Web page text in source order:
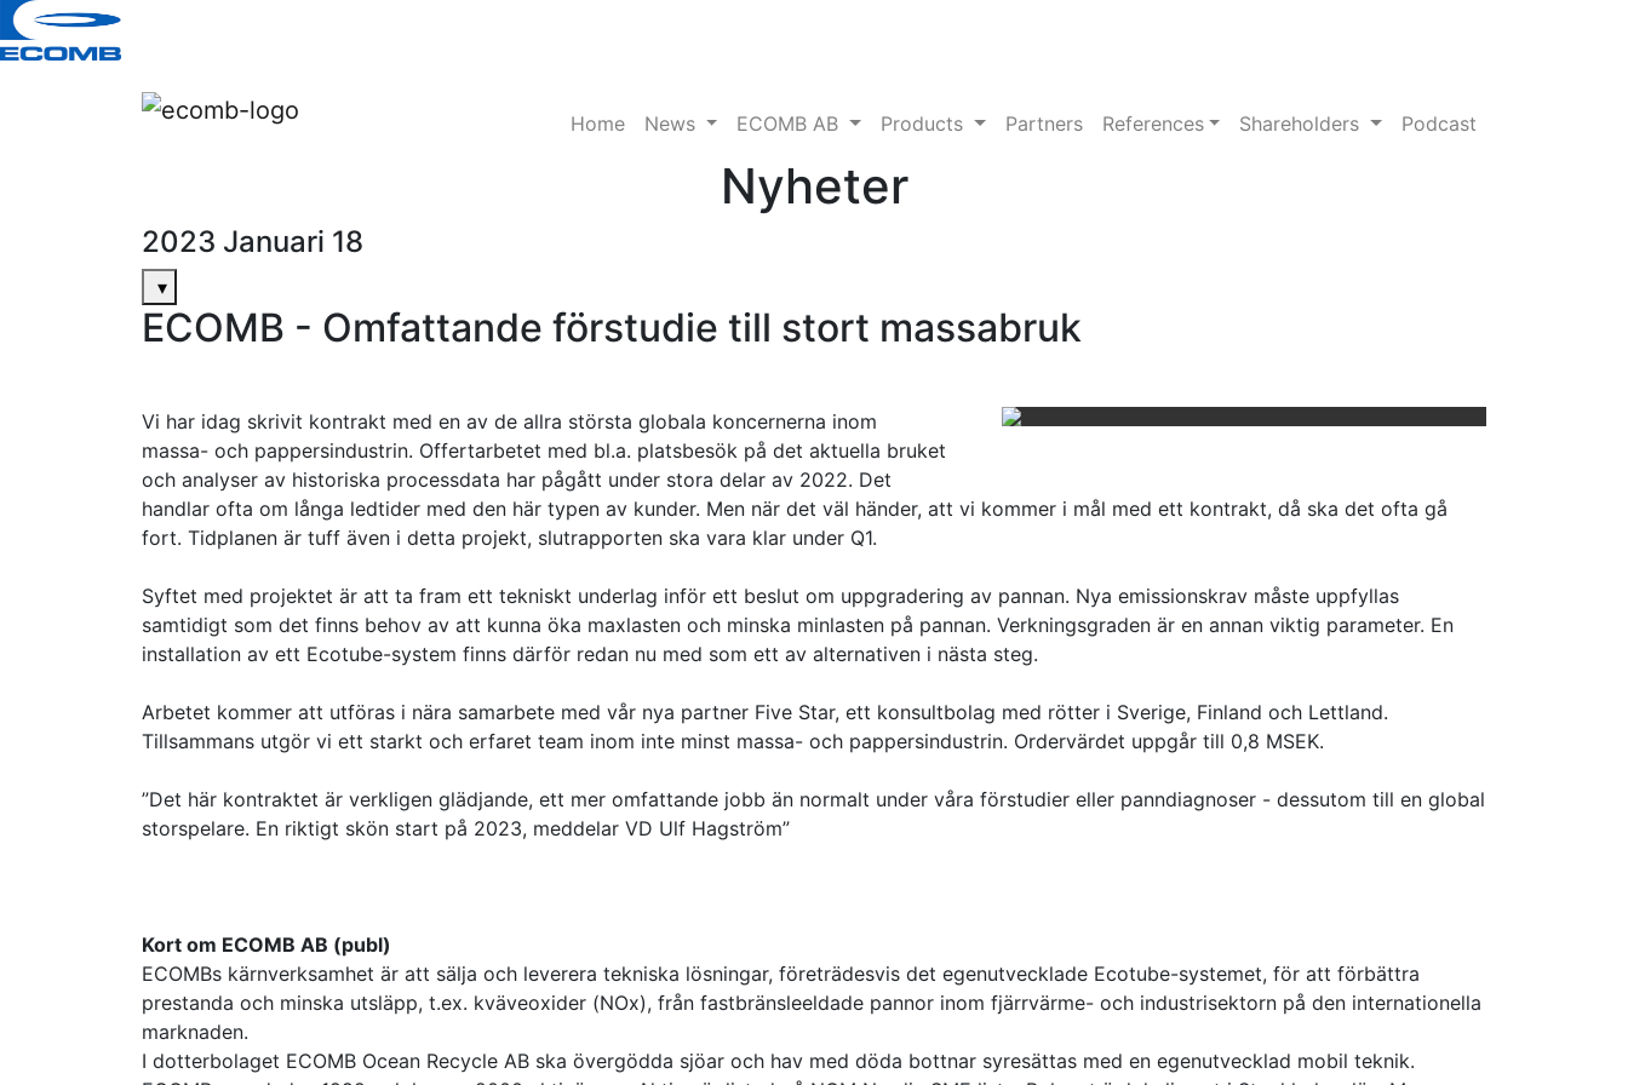
Home News ECOMB AB Products Partners References Shareholders Podcast
Nyheter
2023 Januari 18
▾
ECOMB - Omfattande förstudie till stort massabruk
Vi har idag skrivit kontrakt med en av de allra största globala koncernerna inom
massa- och pappersindustrin. Offertarbetet med bl.a. platsbesök på det aktuella bruket
och analyser av historiska processdata har pågått under stora delar av 2022. Det
handlar ofta om långa ledtider med den här typen av kunder. Men när det väl händer, att vi kommer i mål med ett kontrakt, då ska det ofta gå
fort. Tidplanen är tuff även i detta projekt, slutrapporten ska vara klar under Q1.
Syftet med projektet är att ta fram ett tekniskt underlag inför ett beslut om uppgradering av pannan. Nya emissionskrav måste uppfyllas
samtidigt som det finns behov av att kunna öka maxlasten och minska minlasten på pannan. Verkningsgraden är en annan viktig parameter. En
installation av ett Ecotube-system finns därför redan nu med som ett av alternativen i nästa steg.
Arbetet kommer att utföras i nära samarbete med vår nya partner Five Star, ett konsultbolag med rötter i Sverige, Finland och Lettland.
Tillsammans utgör vi ett starkt och erfaret team inom inte minst massa- och pappersindustrin. Ordervärdet uppgår till 0,8 MSEK.
”Det här kontraktet är verkligen glädjande, ett mer omfattande jobb än normalt under våra förstudier eller panndiagnoser - dessutom till en global
storspelare. En riktigt skön start på 2023, meddelar VD Ulf Hagström”
Kort om ECOMB AB (publ)
ECOMBs kärnverksamhet är att sälja och leverera tekniska lösningar, företrädesvis det egenutvecklade Ecotube-systemet, för att förbättra
prestanda och minska utsläpp, t.ex. kväveoxider (NOx), från fastbränsleeldade pannor inom fjärrvärme- och industrisektorn på den internationella
marknaden.
I dotterbolaget ECOMB Ocean Recycle AB ska övergödda sjöar och hav med döda bottnar syresättas med en egenutvecklad mobil teknik.